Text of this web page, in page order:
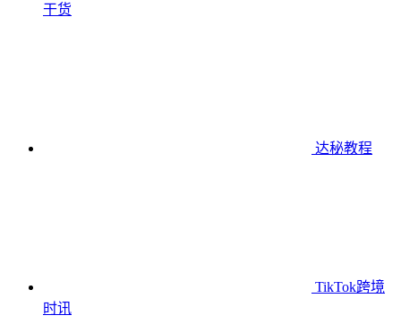
干货
达秘教程
TikTok跨境
时讯